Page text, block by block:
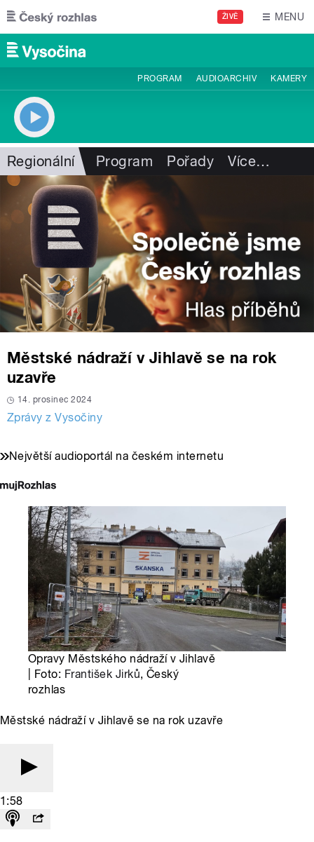
Přejít k hlavnímu obsahu
ŽIVĚ MENU
PROGRAM AUDIOARCHIV KAMERY
Regionální Program Pořady Více…
Městské nádraží v Jihlavě se na rok
uzavře
14. prosinec 2024
Zprávy z Vysočiny
Největší audioportál na českém internetu
Opravy Městského nádraží v Jihlavě
| Foto: František Jirků, Český
rozhlas
Městské nádraží v Jihlavě se na rok uzavře
1:58